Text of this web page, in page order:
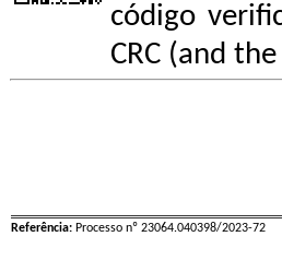
código
CRC (and the
Referência: Processo nº 23064.040398/2023-72